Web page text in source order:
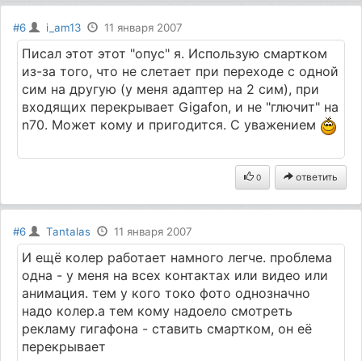
#6 i_am13 11 января 2007
Писал этот этот "опус" я. Использую смартком
из-за того, что не слетает при переходе с одной
сим на другую (у меня адаптер на 2 сим), при
входящих перекрывает Gigafon, и не "глючит" на
n70. Может кому и пригодится. С уважением
0 ответить
#6 Tantalas 11 января 2007
И ещё колер работает намного легче. проблема
одна - у меня на всех контактах или видео или
анимация. тем у кого токо фото однозначно
надо колер.а тем кому надоело смотреть
рекламу гигафона - ставить смартком, он её
перекрывает